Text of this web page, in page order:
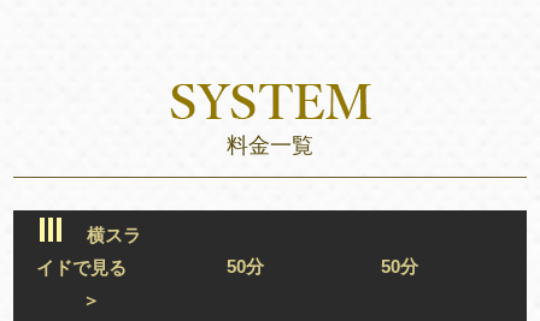
料金一覧
横スラ
イドで見る
＞
50分 50分